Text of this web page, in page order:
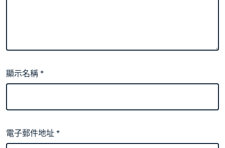
顯示名稱*
電子郵件地址*